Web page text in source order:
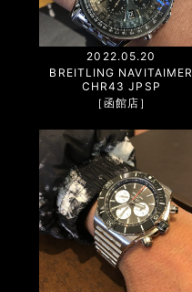
2022.05.20
BREITLING NAVITAIMER
CHR43 JPSP
［函館店］